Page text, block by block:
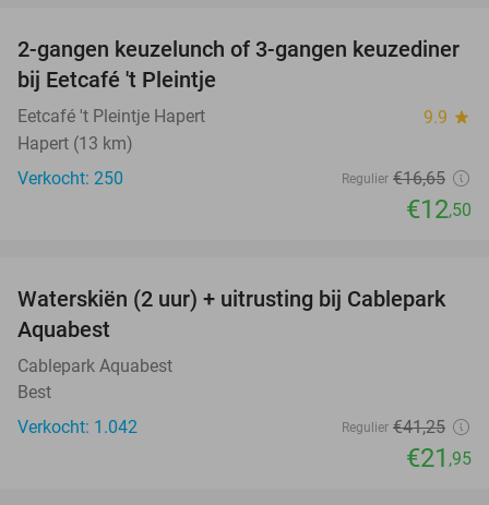
25%
2-gangen keuzelunch of 3-gangen keuzediner
bij Eetcafé 't Pleintje
Eetcafé 't Pleintje Hapert 9.9 star
Hapert (13 km)
Verkocht: 250
Regulier €16,65
€12,50
47%
Waterskiën (2 uur) + uitrusting bij Cablepark
Aquabest
Cablepark Aquabest
Best
Verkocht: 1.042
Regulier €41,25
€21 ,95